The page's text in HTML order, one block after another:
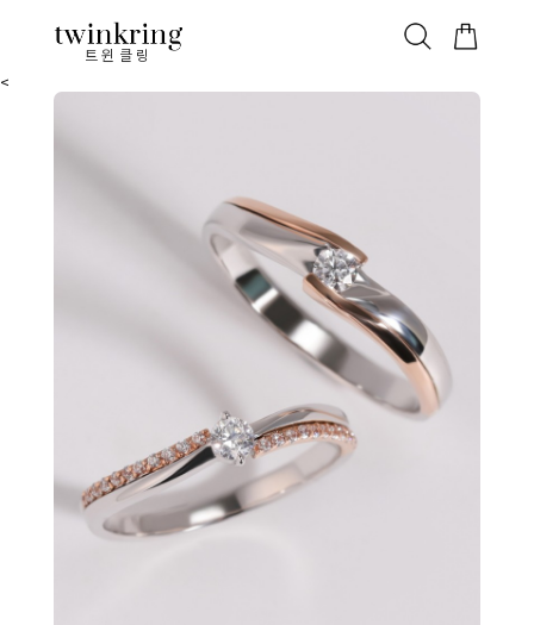
트윈클링
ALL 베스트 안쪽막음 웨딩/다이아 가드링/반지
<